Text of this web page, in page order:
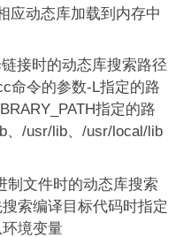
应动态库加载到内存中
接时的动态库搜索路径
命令的参数-L指定的路
指定的路
、/usr/lib、/usr/local/lib
制文件时的动态库搜索
索编译目标代码时指定
境变量